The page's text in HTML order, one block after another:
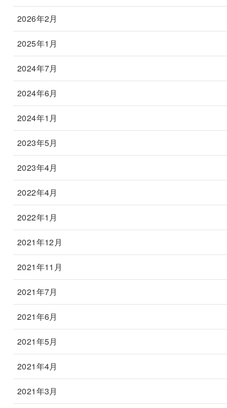
2026年2月
2025年1月
2024年7月
2024年6月
2024年1月
2023年5月
2023年4月
2022年4月
2022年1月
2021年12月
2021年11月
2021年7月
2021年6月
2021年5月
2021年4月
2021年3月